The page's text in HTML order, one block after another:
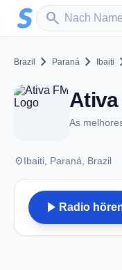
Zum Hauptinhalt springen
search
Sender suchen
Brazil chevron_right Paraná chevron_right Ibaiti
As
placeIbaiti, Paraná, Brazil
play_arrow Radio